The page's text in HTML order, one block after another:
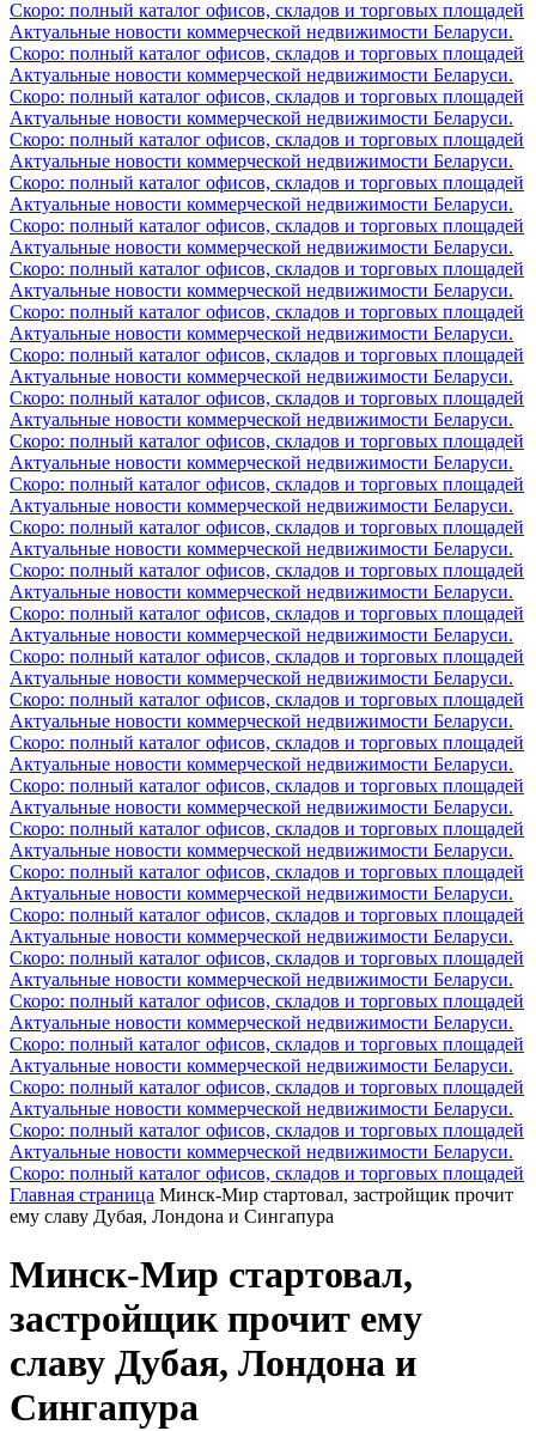
Скоро: полный каталог офисов, складов и торговых площадей
Актуальные новости коммерческой недвижимости Беларуси.
Скоро: полный каталог офисов, складов и торговых площадей
Актуальные новости коммерческой недвижимости Беларуси.
Скоро: полный каталог офисов, складов и торговых площадей
Актуальные новости коммерческой недвижимости Беларуси.
Скоро: полный каталог офисов, складов и торговых площадей
Актуальные новости коммерческой недвижимости Беларуси.
Скоро: полный каталог офисов, складов и торговых площадей
Актуальные новости коммерческой недвижимости Беларуси.
Скоро: полный каталог офисов, складов и торговых площадей
Актуальные новости коммерческой недвижимости Беларуси.
Скоро: полный каталог офисов, складов и торговых площадей
Актуальные новости коммерческой недвижимости Беларуси.
Скоро: полный каталог офисов, складов и торговых площадей
Актуальные новости коммерческой недвижимости Беларуси.
Скоро: полный каталог офисов, складов и торговых площадей
Актуальные новости коммерческой недвижимости Беларуси.
Скоро: полный каталог офисов, складов и торговых площадей
Актуальные новости коммерческой недвижимости Беларуси.
Скоро: полный каталог офисов, складов и торговых площадей
Актуальные новости коммерческой недвижимости Беларуси.
Скоро: полный каталог офисов, складов и торговых площадей
Актуальные новости коммерческой недвижимости Беларуси.
Скоро: полный каталог офисов, складов и торговых площадей
Актуальные новости коммерческой недвижимости Беларуси.
Скоро: полный каталог офисов, складов и торговых площадей
Актуальные новости коммерческой недвижимости Беларуси.
Скоро: полный каталог офисов, складов и торговых площадей
Актуальные новости коммерческой недвижимости Беларуси.
Скоро: полный каталог офисов, складов и торговых площадей
Актуальные новости коммерческой недвижимости Беларуси.
Скоро: полный каталог офисов, складов и торговых площадей
Актуальные новости коммерческой недвижимости Беларуси.
Скоро: полный каталог офисов, складов и торговых площадей
Актуальные новости коммерческой недвижимости Беларуси.
Скоро: полный каталог офисов, складов и торговых площадей
Актуальные новости коммерческой недвижимости Беларуси.
Скоро: полный каталог офисов, складов и торговых площадей
Актуальные новости коммерческой недвижимости Беларуси.
Скоро: полный каталог офисов, складов и торговых площадей
Актуальные новости коммерческой недвижимости Беларуси.
Скоро: полный каталог офисов, складов и торговых площадей
Актуальные новости коммерческой недвижимости Беларуси.
Скоро: полный каталог офисов, складов и торговых площадей
Актуальные новости коммерческой недвижимости Беларуси.
Скоро: полный каталог офисов, складов и торговых площадей
Актуальные новости коммерческой недвижимости Беларуси.
Скоро: полный каталог офисов, складов и торговых площадей
Актуальные новости коммерческой недвижимости Беларуси.
Скоро: полный каталог офисов, складов и торговых площадей
Актуальные новости коммерческой недвижимости Беларуси.
Скоро: полный каталог офисов, складов и торговых площадей
Актуальные новости коммерческой недвижимости Беларуси.
Скоро: полный каталог офисов, складов и торговых площадей
Главная страница Минск-Мир стартовал, застройщик прочит
ему славу Дубая, Лондона и Сингапура
Минск-Мир стартовал,
застройщик прочит ему
славу Дубая, Лондона и
Сингапура